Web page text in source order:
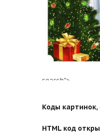
search">
Коды картинок,
HTML код